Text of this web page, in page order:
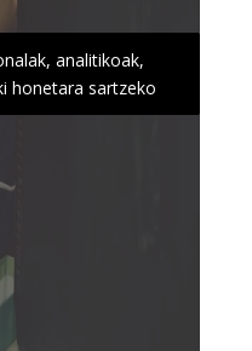
analitikoak,
honetara sartzeko